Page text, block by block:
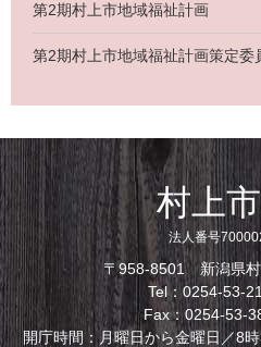
第2期村上市地域福祉計画
第2期村上市地域福祉計画策定委
村上
法人番号
〒958-8501 新潟県
Tel：0254-53-
Fax：0254-53-
開庁時間：月曜日から金曜日／8